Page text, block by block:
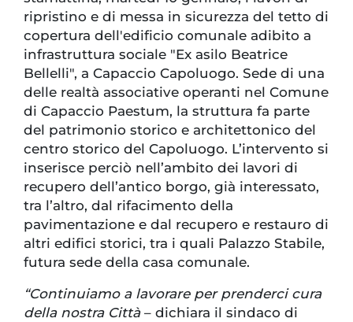
ripristino e di messa in sicurezza del tetto di
copertura dell'edificio comunale adibito a
infrastruttura sociale "Ex asilo Beatrice
Bellelli", a Capaccio Capoluogo. Sede di una
delle realtà associative operanti nel Comune
di Capaccio Paestum, la struttura fa parte
del patrimonio storico e architettonico del
centro storico del Capoluogo. L’intervento si
inserisce perciò nell’ambito dei lavori di
recupero dell’antico borgo, già interessato,
tra l’altro, dal rifacimento della
pavimentazione e dal recupero e restauro di
altri edifici storici, tra i quali Palazzo Stabile,
futura sede della casa comunale.
“Continuiamo a lavorare per prenderci cura
della nostra Città– dichiara il sindaco di